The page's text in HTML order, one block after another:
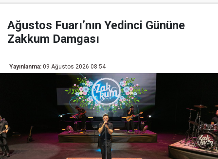
Ağustos Fuarı’nın Yedinci Gününe
Zakkum Damgası
Yayınlanma: 09 Ağustos 2026 08:54